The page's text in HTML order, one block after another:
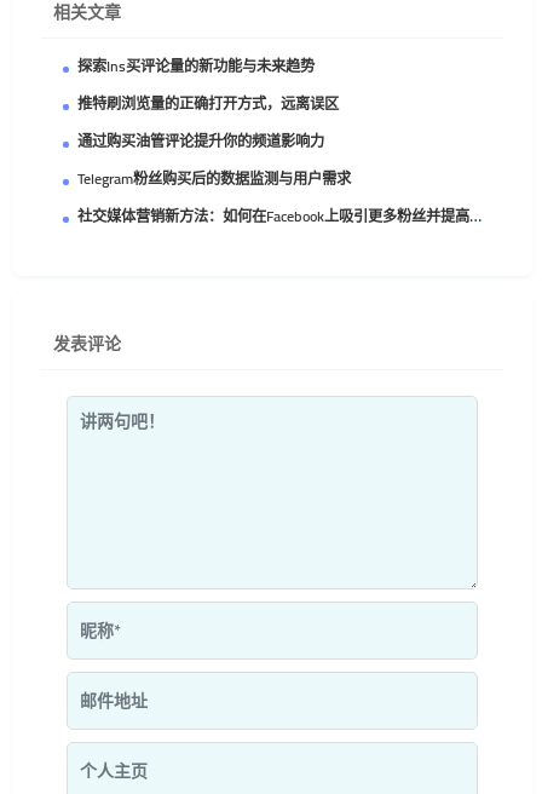
相关文章
探索Ins买评论量的新功能与未来趋势
推特刷浏览量的正确打开方式，远离误区
通过购买油管评论提升你的频道影响力
Telegram粉丝购买后的数据监测与用户需求
社交媒体营销新方法：如何在Facebook上吸引更多粉丝并提高品牌影响力
发表评论